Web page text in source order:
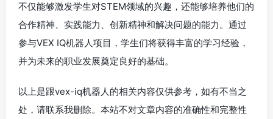
不仅能够激发学生对STEM领域的兴趣，还能够培养他们的
合作精神、实践能力、创新精神和解决问题的能力。通过
参与VEX IQ机器人项目，学生们将获得丰富的学习经验，
并为未来的职业发展奠定良好的基础。
以上是跟vex-iq机器人的相关内容仅供参考，如有不当之
处，请联系我删除。本站不对文章内容的准确性和完整性